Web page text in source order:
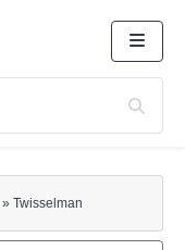
» Twisselman